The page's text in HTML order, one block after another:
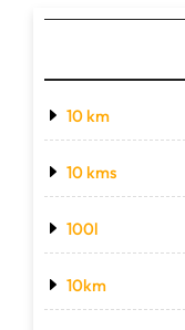
10 km
10 kms
100l
10km